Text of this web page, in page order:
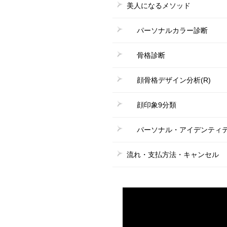
美人になるメソッド
パーソナルカラー診断
骨格診断
顔骨格デザイン分析(R)
顔印象9分類
パーソナル・アイデンティ
流れ・支払方法・キャンセル